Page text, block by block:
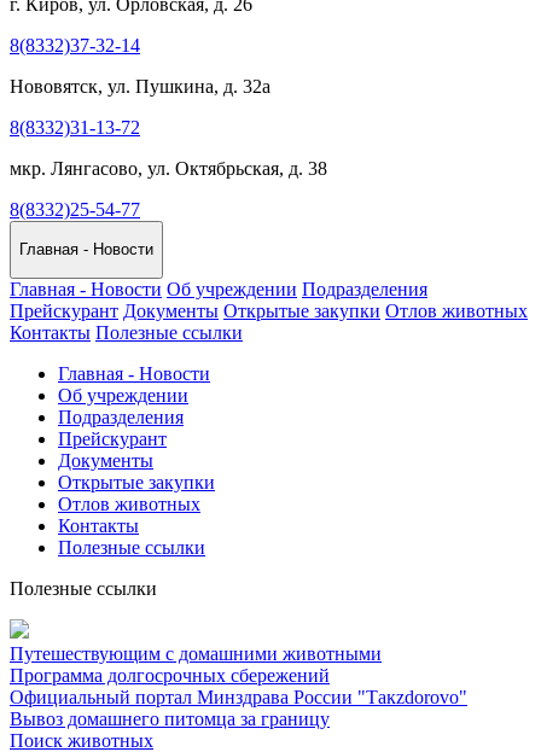
г. Киров, ул. Орловская, д. 26
8(8332)37-32-14
Нововятск, ул. Пушкина, д. 32а
8(8332)31-13-72
мкр. Лянгасово, ул. Октябрьская, д. 38
8(8332)25-54-77
Главная - Новости
Главная - Новости Об учреждении Подразделения
Прейскурант Документы Открытые закупки Отлов животных
Контакты Полезные ссылки
Главная - Новости
Об учреждении
Подразделения
Прейскурант
Документы
Открытые закупки
Отлов животных
Контакты
Полезные ссылки
Полезные ссылки
Путешествующим с домашними животными
Программа долгосрочных сбережений
Официальный портал Минздрава России "Такzdorovo"
Вывоз домашнего питомца за границу
Поиск животных